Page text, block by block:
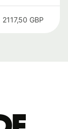
2117,50 GBP